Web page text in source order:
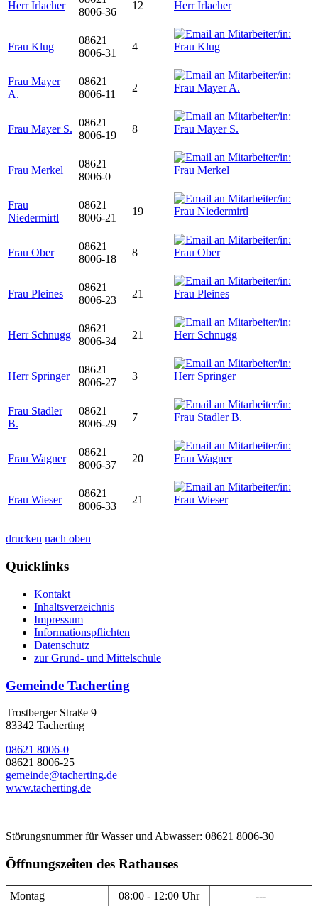
Herr Irlacher
8006-36
12
Frau Klug
08621
8006-31
4
Frau Mayer
A.
08621
8006-11
2
Frau Mayer S.
08621
8006-19
8
Frau Merkel
08621
8006-0
Frau
Niedermirtl
08621
8006-21
19
Frau Ober
08621
8006-18
8
Frau Pleines
08621
8006-23
21
Herr Schnugg
08621
8006-34
21
Herr Springer
08621
8006-27
3
Frau Stadler
B.
08621
8006-29
7
Frau Wagner
08621
8006-37
20
Frau Wieser
08621
8006-33
21
drucken nach oben
Quicklinks
Kontakt
Inhaltsverzeichnis
Impressum
Informationspflichten
Datenschutz
zur Grund- und Mittelschule
Gemeinde Tacherting
Trostberger Straße 9
83342 Tacherting
08621 8006-0
08621 8006-25
gemeinde@tacherting.de
www.tacherting.de
Störungsnummer für Wasser und Abwasser: 08621 8006-30
Öffnungszeiten des Rathauses
Montag 08:00 - 12:00 Uhr
---